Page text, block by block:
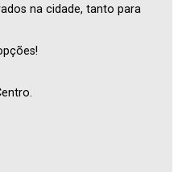
na cidade, tanto para